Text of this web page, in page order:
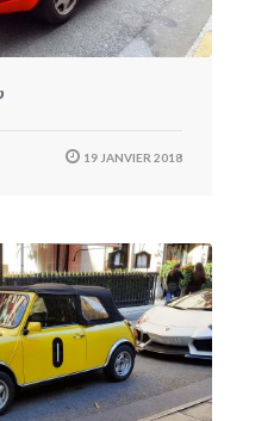
19 JANVIER 2018